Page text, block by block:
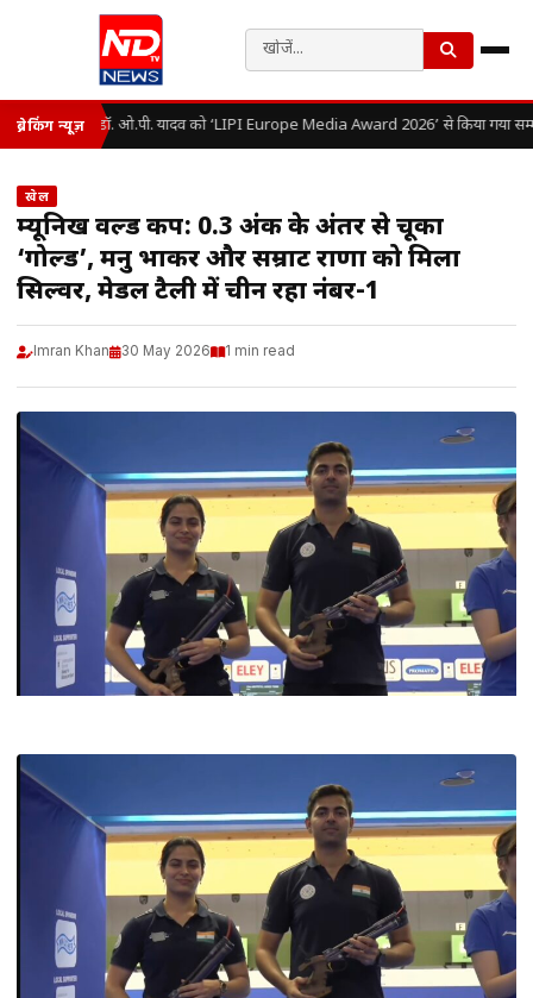
ब्रेकिंग न्यूज़ डॉ. ओ.पी. यादव को ‘LIPI Europe Media Award 2026’ से किया गया
खेल
म्यूनिख वर्ल्ड कप: 0.3 अंक के अंतर से चूका
‘गोल्ड’, मनु भाकर और सम्राट राणा को मिला
सिल्वर, मेडल टैली में चीन रहा नंबर-1
Imran Khan 30 May 2026 1 min read